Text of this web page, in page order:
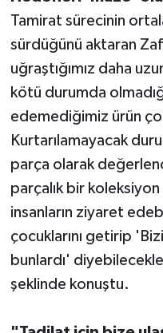
Tamirat sürecinin
sürdüğünü aktaran
uğraştığımız daha
kötü durumda
edemediğimiz ürün
Kurtarılamayacak
parça olarak
parçalık bir
insanların ziyaret
çocuklarını getirip
bunlardı'
şeklinde konuştu.